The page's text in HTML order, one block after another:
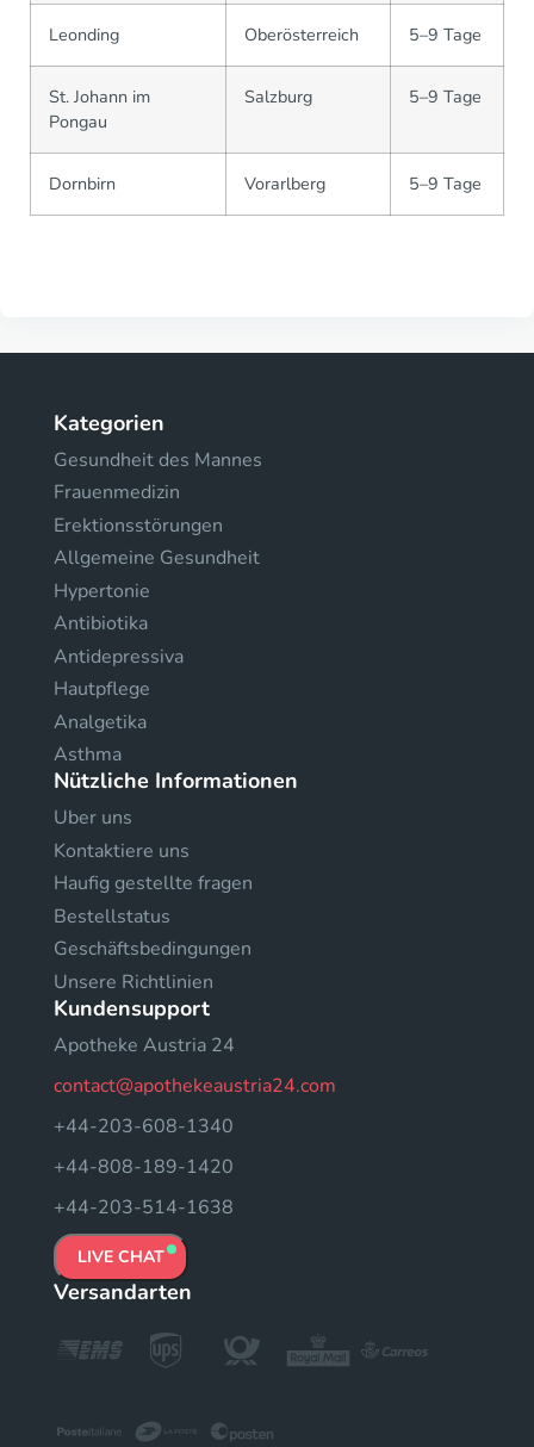
Leonding Oberösterreich 5–9 Tage
St. Johann im
Pongau
Salzburg 5–9 Tage
Dornbirn Vorarlberg 5–9 Tage
Kategorien
Gesundheit des Mannes
Frauenmedizin
Erektionsstörungen
Allgemeine Gesundheit
Hypertonie
Antibiotika
Antidepressiva
Hautpflege
Analgetika
Asthma
Nützliche Informationen
Uber uns
Kontaktiere uns
Haufig gestellte fragen
Bestellstatus
Geschäftsbedingungen
Unsere Richtlinien
Kundensupport
Apotheke Austria 24
contact@apothekeaustria24.com
+44-203-608-1340
+44-808-189-1420
+44-203-514-1638
LIVE CHAT
Versandarten